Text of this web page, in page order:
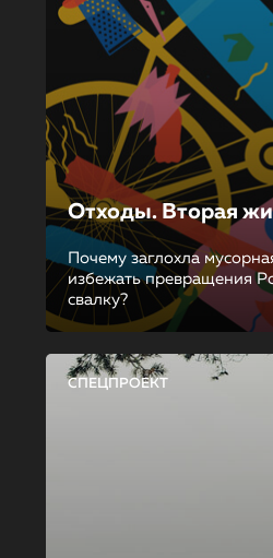
Отходы. Вторая
Почему заглохла
избежать превращения
свалку?
СПЕЦПРОЕКТ